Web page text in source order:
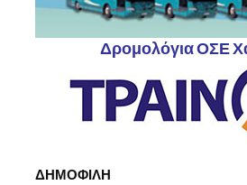
Δρομολόγια ΟΣΕ
ΔΗΜΟΦΙΛΗ